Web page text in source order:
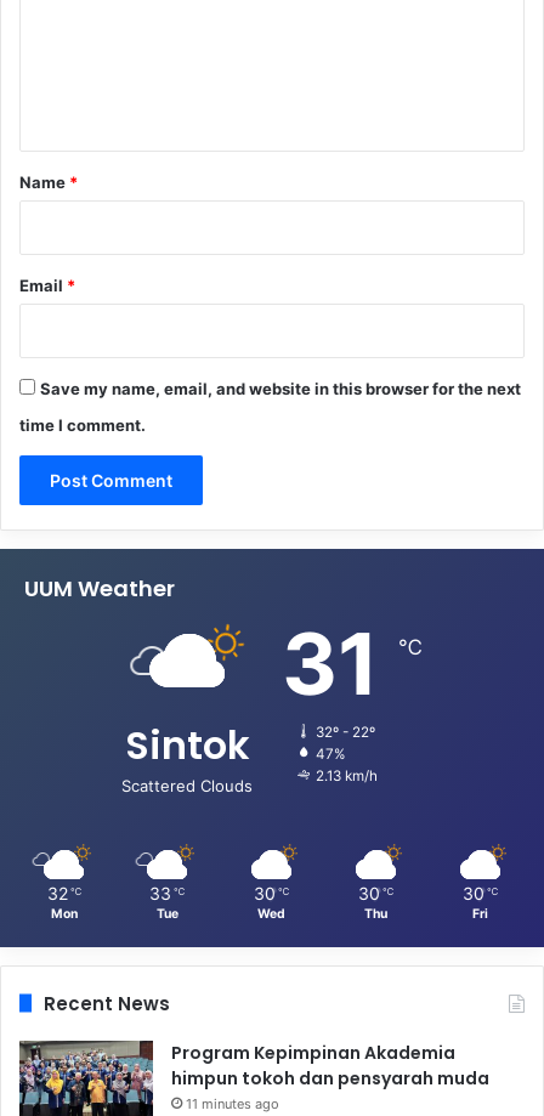
*
Name *
Email *
Save my name, email, and website in this browser for the next
time I comment.
UUM Weather
Sintok
Scattered Clouds
31 ℃
32º - 22º
47%
2.13 km/h
32 ℃
Mon
33 ℃
Tue
30 ℃
Wed
30 ℃
Thu
30 ℃
Fri
Recent News
Program Kepimpinan Akademia
himpun tokoh dan pensyarah muda
11 minutes ago